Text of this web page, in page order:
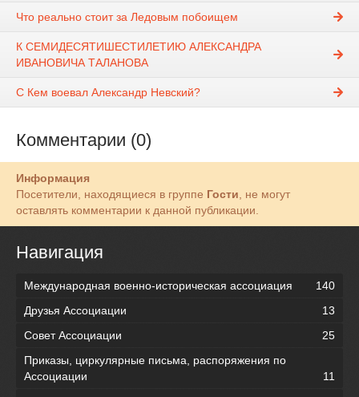
Что реально стоит за Ледовым побоищем
К СЕМИДЕСЯТИШЕСТИЛЕТИЮ АЛЕКСАНДРА
ИВАНОВИЧА ТАЛАНОВА
С Кем воевал Александр Невский?
Комментарии (0)
Информация
Посетители, находящиеся в группе Гости , не могут
оставлять комментарии к данной публикации.
Навигация
Международная военно-историческая ассоциация
140
Друзья Ассоциации
13
Совет Ассоциации
25
Приказы, циркулярные письма, распоряжения по
Ассоциации
11